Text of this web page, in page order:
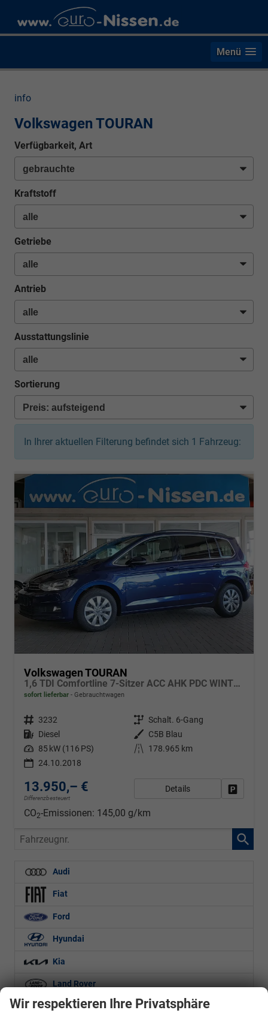
Menü
info
Volkswagen TOURAN
Verfügbarkeit, Art
Kraftstoff
Getriebe
Antrieb
Ausstattungslinie
Sortierung
In Ihrer aktuellen Filterung befindet sich 1 Fahrzeug:
Volkswagen TOURAN
1,6 TDI Comfortline 7-Sitzer ACC AHK PDC WINTERPAKET
sofort lieferbar Gebrauchtwagen
Fahrzeugnr. 3232 Getriebe Schalt. 6-Gang
Kraftstoff Diesel Außenfarbe
C5B Blau
Leistung 85 kW (116 PS) Kilometerstand
178.965 km
24.10.2018
13.950,– €
Differenzbesteuert
Details
CO2-Emissionen: 145,00 g/km
Fahrzeugnr.
Audi
Fiat
Ford
Hyundai
Kia
Land Rover
Mercedes-Benz
Wir respektieren Ihre Privatsphäre